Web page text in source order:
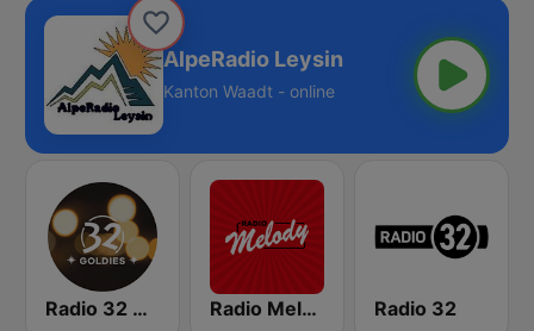
AlpeRadio Leysin
Kanton Waadt - online
Radio 32 Goldies Radio Melody Schweiz Radio 32